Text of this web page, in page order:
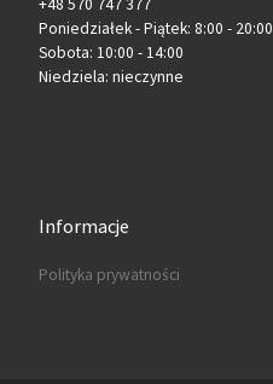
Poniedziałek - Piątek: 8:00 - 20:00
Sobota: 10:00 - 14:00
Niedziela: nieczynne
Informacje
Polityka prywatności